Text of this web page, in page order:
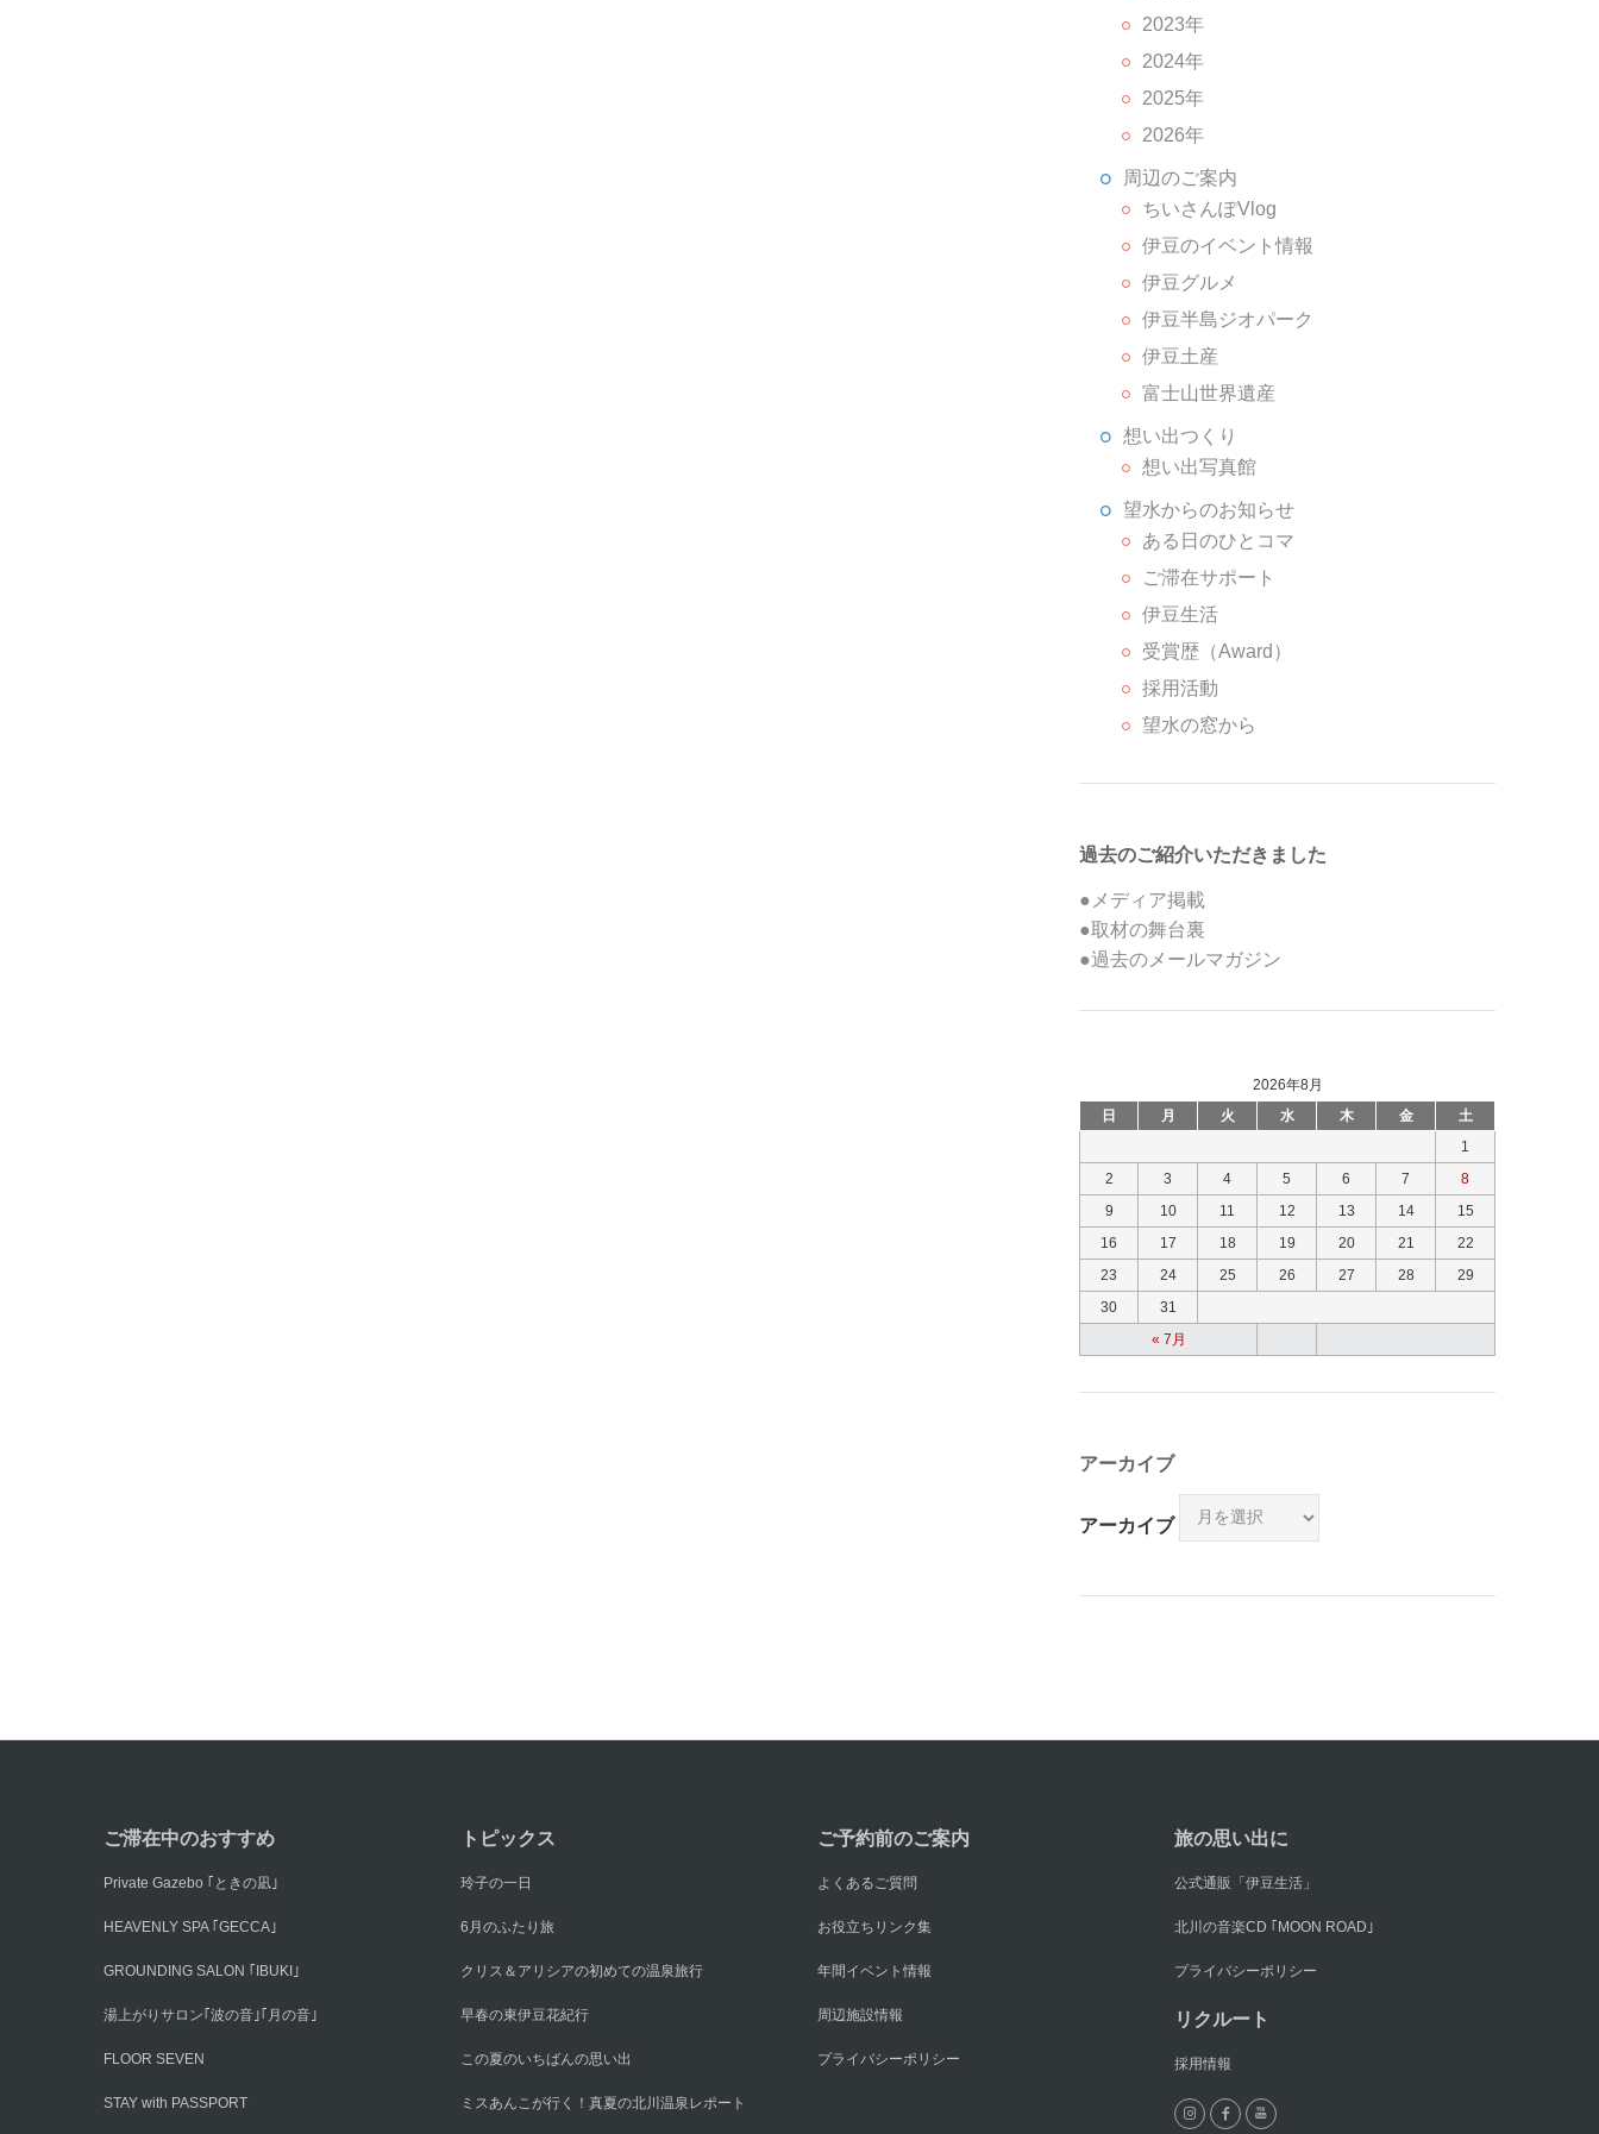
2023年
2024年
2025年
2026年
周辺のご案内
ちいさんぽVlog
伊豆のイベント情報
伊豆グルメ
伊豆半島ジオパーク
伊豆土産
富士山世界遺産
想い出つくり
想い出写真館
望水からのお知らせ
ある日のひとコマ
ご滞在サポート
伊豆生活
受賞歴（Award）
採用活動
望水の窓から
過去のご紹介いただきました
●メディア掲載
●取材の舞台裏
●過去のメールマガジン
2026年8月
日
月 火 水 木 金 土
« 7月
1
2
3 4 5 6 7
8
9
10 11 12 13 14
15
16
17 18 19 20 21
22
23
24 25 26 27 28
29
30
31
アーカイブ
アーカイブ
ご滞在中のおすすめ
Private Gazebo ｢ときの凪｣
HEAVENLY SPA ｢GECCA｣
GROUNDING SALON ｢IBUKI｣
湯上がりサロン｢波の音｣｢月の音｣
FLOOR SEVEN
STAY with PASSPORT
トピックス
玲子の一日
6月のふたり旅
クリス＆アリシアの初めての温泉旅行
早春の東伊豆花紀行
この夏のいちばんの思い出
ミスあんこが行く！真夏の北川温泉レポート
ご予約前のご案内
よくあるご質問
お役立ちリンク集
年間イベント情報
周辺施設情報
プライバシーポリシー
旅の思い出に
公式通販「伊豆生活」
北川の音楽CD ｢MOON ROAD｣
プライバシーポリシー
リクルート
採用情報